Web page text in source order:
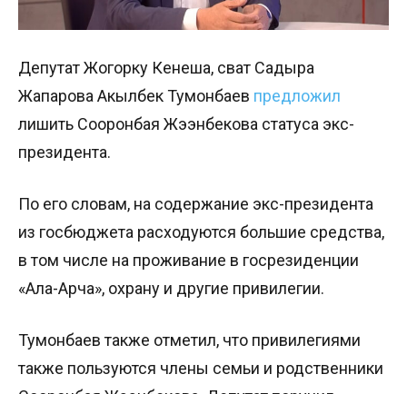
Депутат Жогорку Кенеша, сват Садыра
Жапарова Акылбек Тумонбаев предложил
лишить Сооронбая Жээнбекова статуса экс-
президента.
По его словам, на содержание экс-президента
из госбюджета расходуются большие средства,
в том числе на проживание в госрезиденции
«Ала-Арча», охрану и другие привилегии.
Тумонбаев также отметил, что привилегиями
также пользуются члены семьи и родственники